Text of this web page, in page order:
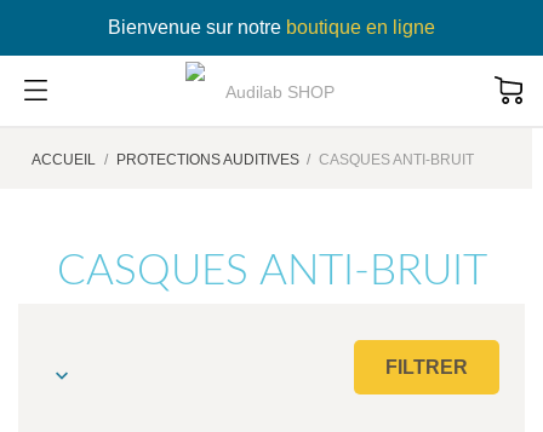
Bienvenue sur notre boutique en ligne
ACCUEIL PROTECTIONS AUDITIVES CASQUES ANTI-BRUIT
CASQUES ANTI-BRUIT
 FILTRER